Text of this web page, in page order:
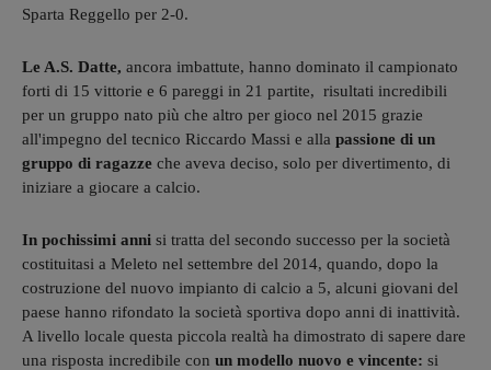
Sparta Reggello per 2-0.
Le A.S. Datte, ancora imbattute, hanno dominato il campionato
forti di 15 vittorie e 6 pareggi in 21 partite, risultati incredibili
per un gruppo nato più che altro per gioco nel 2015 grazie
all'impegno del tecnico Riccardo Massi e alla passione di un
gruppo di ragazze che aveva deciso, solo per divertimento, di
iniziare a giocare a calcio.
In pochissimi anni si tratta del secondo successo per la società
costituitasi a Meleto nel settembre del 2014, quando, dopo la
costruzione del nuovo impianto di calcio a 5, alcuni giovani del
paese hanno rifondato la società sportiva dopo anni di inattività.
A livello locale questa piccola realtà ha dimostrato di sapere dare
una risposta incredibile con un modello nuovo e vincente: si